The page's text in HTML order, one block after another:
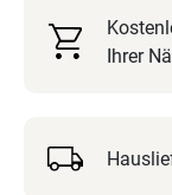
Ihrer